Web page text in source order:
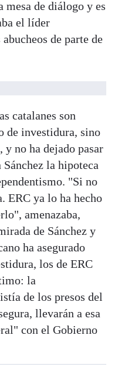
mesa de diálogo y es
el líder
de parte de
catalanes son
de investidura, sino
no ha dejado pasar
la hipoteca
"Si no
ERC ya lo ha hecho
amenazaba,
de Sánchez y
ha asegurado
los de ERC
la
de los presos del
llevarán a esa
con el Gobierno